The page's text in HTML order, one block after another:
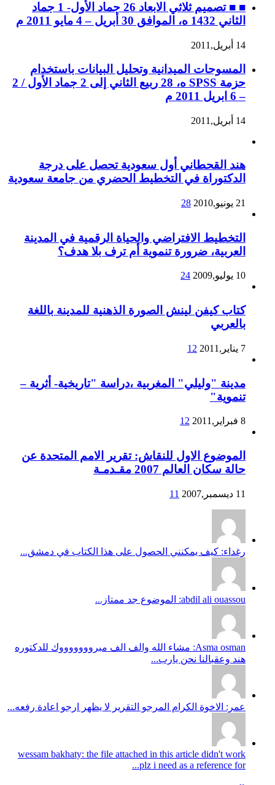
■ ■ تصميم ثلاثي الابعاد 26 جماد الأول- 1 جماد
الثاني 1432 ه، الموافق 30 أبريل – 4 مايو 2011 م
14 أبريل,2011
المسوحات الميدانية وتحليل البيانات باستخدام
حزمة SPSS ه، 28 ربيع الثاني إلى 2 جماد الأول / 2
– 6 ابريل 2011 م
14 أبريل,2011
هند القحطاني أول سعودية تحصل على درجة
الدكتوراة في التخطيط الحضري من جامعة سعودية
21 يونيو,2010 28
التخطيط الافتراضي والحياة الرقمية في المدينة
العربية، ضرورة تنموية أم ترف بلا هدف؟
10 يوليو,2009 24
كتاب كيفن لينش الصورة الذهنية للمدينة باللغة
بالعربي
7 يناير,2011 12
مدينة "وليلي" المغربية ،دراسة "تاريخية- أثرية –
تنموية"
8 فبراير,2011 12
الموضوع الاول للنقاش: تقرير الامم المتحدة عن
حالة سكان العالم 2007 مقـدمـة
11 ديسمبر,2007 11
رغداء: كيف يمكنني الحصول على هذا الكتاب في دمشق...
abdil ali ouassou: الموضوع جد ممتاز...
Asma osman: مشاء الله والف الف مبروووووووك للدكتوره
هند وعقبالنا نحن يارب...
عمر: الاخوة الكرام المرجو التقرير لا يظهر ارجو اعادة رفعه...
wessam bakhaty: the file attached in this article didn't work
plz i need as a reference for...